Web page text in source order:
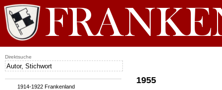
1955
1914-1922 Frankenland
Direktsuche